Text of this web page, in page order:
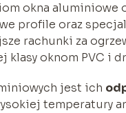
okna aluminiowe
profile oraz
rachunki za
oknom PVC i
jest ich
temperatury